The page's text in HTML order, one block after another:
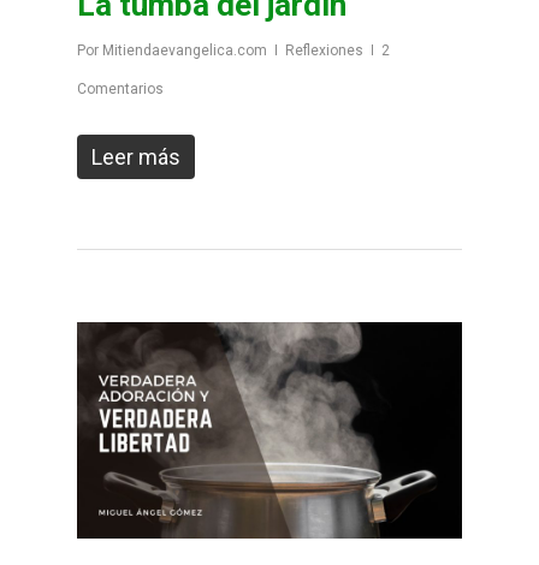
Por Mitiendaevangelica.com Reflexiones 2
Comentarios
Leer más